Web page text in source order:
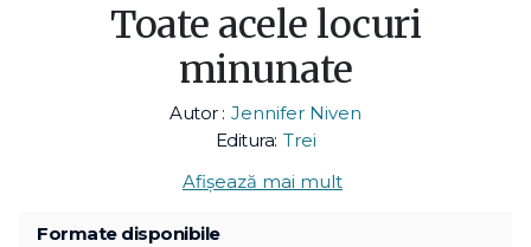
Toate acele locuri
minunate
Autor : Jennifer Niven
Editura: Trei
Afișează mai mult
Formate disponibile